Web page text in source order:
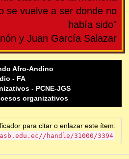
se vuelve a ser donde no
había sido"
y Juan García Salazar
Afro-Andino
- FA
- PCNE-JGS
organizativos
para citar o enlazar este ítem:
handle/31000/3394